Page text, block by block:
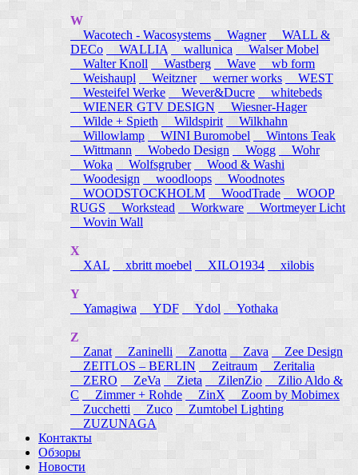
W
Wacotech - Wacosystems
Wagner
WALL &
DECo
WALLIA wallunica
Walser Mobel
Walter Knoll
Wastberg Wave
wb form
Weishaupl
Weitzner werner works
WEST
Westeifel Werke
Wever&Ducre
whitebeds
WIENER GTV DESIGN
Wiesner-Hager
Wilde + Spieth
Wildspirit
Wilkhahn
Willowlamp
WINI Buromobel
Wintons Teak
Wittmann
Wobedo Design Wogg
Wohr
Woka
Wolfsgruber
Wood & Washi
Woodesign
woodloops
Woodnotes
WOODSTOCKHOLM
WoodTrade
WOOP
RUGS
Workstead Workware
Wortmeyer Licht
Wovin Wall
X
XAL
xbritt moebel XILO1934 xilobis
Y
Yamagiwa
YDF Ydol Yothaka
Z
Zanat
Zaninelli Zanotta Zava
Zee Design
ZEITLOS – BERLIN
Zeitraum
Zeritalia
ZERO
ZeVa Zieta ZilenZio
Zilio Aldo &
C
Zimmer + Rohde ZinX
Zoom by Mobimex
Zucchetti
Zuco
Zumtobel Lighting
ZUZUNAGA
Контакты
Обзоры
Новости